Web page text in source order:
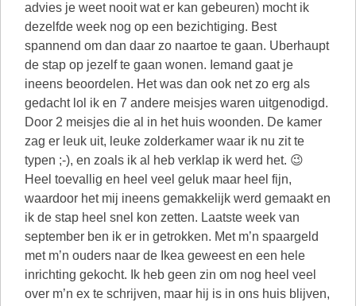
advies je weet nooit wat er kan gebeuren) mocht ik
dezelfde week nog op een bezichtiging. Best
spannend om dan daar zo naartoe te gaan. Uberhaupt
de stap op jezelf te gaan wonen. Iemand gaat je
ineens beoordelen. Het was dan ook net zo erg als
gedacht lol ik en 7 andere meisjes waren uitgenodigd.
Door 2 meisjes die al in het huis woonden. De kamer
zag er leuk uit, leuke zolderkamer waar ik nu zit te
typen ;-), en zoals ik al heb verklap ik werd het. 😉
Heel toevallig en heel veel geluk maar heel fijn,
waardoor het mij ineens gemakkelijk werd gemaakt en
ik de stap heel snel kon zetten. Laatste week van
september ben ik er in getrokken. Met m’n spaargeld
met m’n ouders naar de Ikea geweest en een hele
inrichting gekocht. Ik heb geen zin om nog heel veel
over m’n ex te schrijven, maar hij is in ons huis blijven,